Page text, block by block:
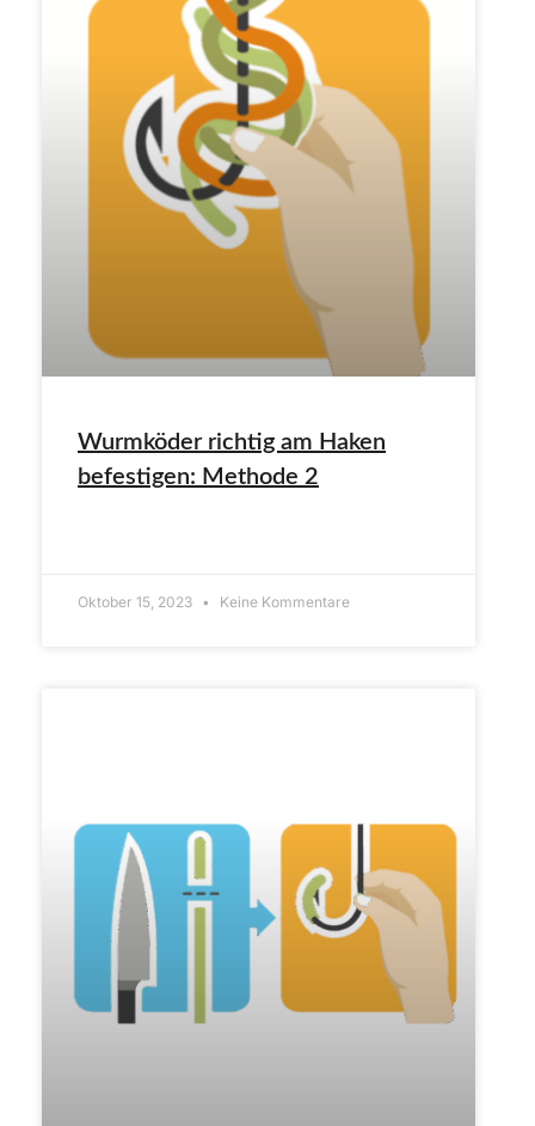
Wurmköder richtig am Haken
befestigen: Methode 2
Oktober 15, 2023 Keine Kommentare